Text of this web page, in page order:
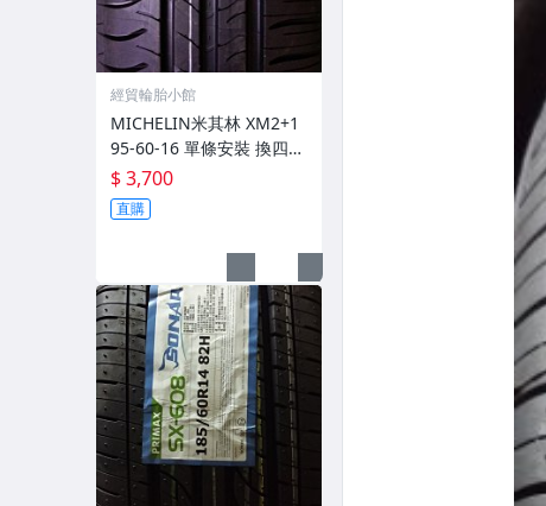
經貿輪胎小館
MICHELIN米其林 XM2+1
95-60-16 單條安裝 換四條
再送3D四輪定位
$ 3,700
直購